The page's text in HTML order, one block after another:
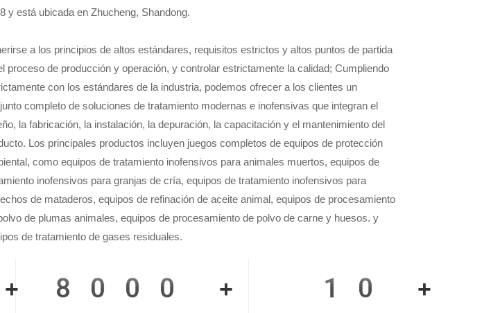
y está ubicada en Zhucheng, Shandong.
a los principios de altos estándares, requisitos estrictos y altos puntos de partida
proceso de producción y operación, y controlar estrictamente la calidad; Cumpliendo
con los estándares de la industria, podemos ofrecer a los clientes un
completo de soluciones de tratamiento modernas e inofensivas que integran el
la fabricación, la instalación, la depuración, la capacitación y el mantenimiento del
Los principales productos incluyen juegos completos de equipos de protección
como equipos de tratamiento inofensivos para animales muertos, equipos de
inofensivos para granjas de cría, equipos de tratamiento inofensivos para
de mataderos, equipos de refinación de aceite animal, equipos de procesamiento
de plumas animales, equipos de procesamiento de polvo de carne y huesos. y
de tratamiento de gases residuales.
+ 8000 + 10 +